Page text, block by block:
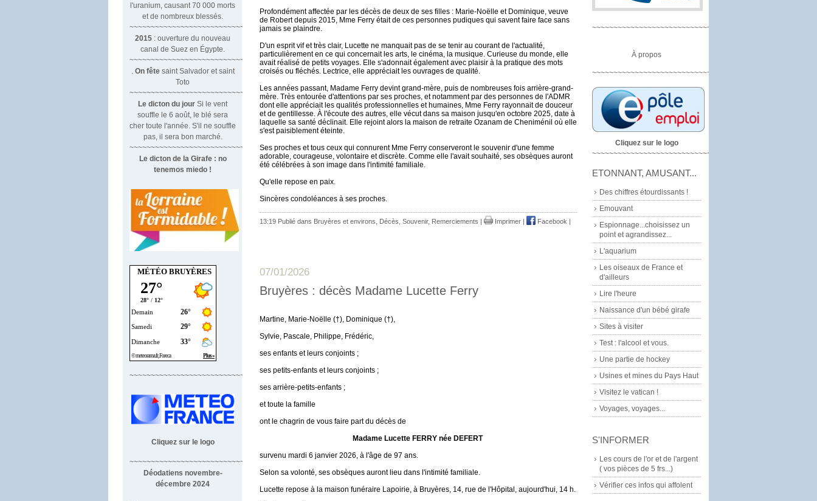
l'uranium, causant 70 000 morts
et de nombreux blessés.
~~~~~~~~~~~~~~~~~~~~~~~~~~~~~~~
2015 : ouverture du nouveau
canal de Suez en Égypte.
~~~~~~~~~~~~~~~~~~~~~~~~~~~~~~~~~~~~
On fête saint Salvador et saint
Toto
~~~~~~~~~~~~~~~~~~~~~~~~~~~~~~
Le dicton du jour Si le vent
souffle le 6 août, le blé sera
cher toute l'année. S'il ne souffle
pas, il sera bon marché.
~~~~~~~~~~~~~~~~~~~~~~~~~~~~~~~
Le dicton de la Girafe : no
tenemos miedo !
MÉTÉO BRUYÈRES
~~~~~~~~~~~~~~~~~~~~~~~~~~~~
Cliquez sur le logo
~~~~~~~~~~~~~~~~~~~~~~~~~~~~~~~~~~~~
Déodatiens novembre-
décembre 2024
~~~~~~~~~~~~~~~~~~~~~~~~~~~~~~~~
À propos
~~~~~~~~~~~~~~~~~~~~~~~~~~~~
Cliquez sur le logo
~~~~~~~~~~~~~~~~~~~~~~~~~~~~~
ETONNANT, AMUSANT...
Des chiffres étourdissants !
Emouvant
Espionnage...choisissez un
point et agrandissez...
L'aquarium
Les oiseaux de France et
d'ailleurs
Lire l'heure
Naissance d'un bébé girafe
Sites à visiter
Test : l'alcool et vous.
Une partie de hockey
Usines et mines du Pays Haut
Visitez le vatican !
Voyages, voyages...
S'INFORMER
Les cours de l'or et de l'argent
( vos pièces de 5 frs...)
Vérifier ces infos qui affolent
Profondément affectée par les décès de deux de ses filles : Marie-Noëlle et Dominique, veuve
de Robert depuis 2015, Mme Ferry était de ces personnes pudiques qui savent faire face sans
jamais se plaindre.
D'un esprit vif et très clair, Lucette ne manquait pas de se tenir au courant de l'actualité,
particulièrement en ce qui concernait les arts, le cinéma, la musique. Curieuse du monde, elle
avait réalisé de petits voyages. Elle s'adonnait également avec plaisir à la pratique des mots
croisés ou fléchés. Lectrice, elle appréciait les ouvrages de qualité.
Les années passant, Madame Ferry devint grand-mère, puis de nombreuses fois arrière-grand-
mère. Très entourée d'attentions par ses proches, et notamment par des personnes de l'ADMR
dont elle appréciait les qualités professionnelles et humaines, Mme Ferry rayonnait de douceur
et de gentillesse. À l'écoute des autres, elle vécut dans sa maison jusqu'en octobre 2025, date à
laquelle sa santé déclinait. Elle rejoint alors la maison de retraite Ozanam de Cheniménil où elle
s'est paisiblement éteinte.
Ses proches et tous ceux qui connurent Mme Ferry conserveront le souvenir d'une femme
adorable, courageuse, volontaire et discrète. Comme elle l'avait souhaité, ses obsèques auront
été célébrées à son image dans l'intimité familiale.
Qu'elle repose en paix.
Sincères condoléances à ses proches.
13:19 Publié dans Bruyères et environs Décès, Souvenir, Remerciements | Imprimer | Facebook |
07/01/2026
Bruyères : décès Madame Lucette Ferry
Martine, Marie-Noëlle (†), Dominique (†),
Sylvie, Pascale, Philippe, Frédéric,
ses enfants et leurs conjoints ;
ses petits-enfants et leurs conjoints ;
ses arrière-petits-enfants ;
et toute la famille
ont le chagrin de vous faire part du décès de
Madame Lucette FERRY née DEFERT
survenu mardi 6 janvier 2026, à l'âge de 97 ans.
Selon sa volonté, ses obsèques auront lieu dans l'intimité familiale.
Lucette repose à la maison funéraire Lapoirie, à Bruyères, 14, rue de l'Hôpital, aujourd'hui, 14 h.